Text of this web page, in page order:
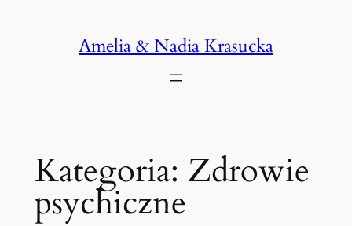
Amelia & Nadia Krasucka
Kategoria: Zdrowie
psychiczne